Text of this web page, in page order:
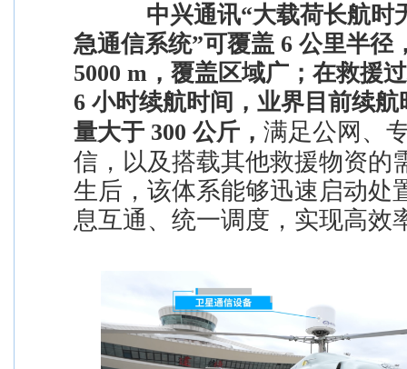
中兴通讯“大载荷长航时
急通信系统”可覆盖 6 公里半径
5000 m，覆盖区域广；在救援
6 小时续航时间，业界目前续
量大于 300 公斤， 满足公网、
信，以及搭载其他救援物资的
生后，该体系能够迅速启动处
息互通、统一调度，实现高效